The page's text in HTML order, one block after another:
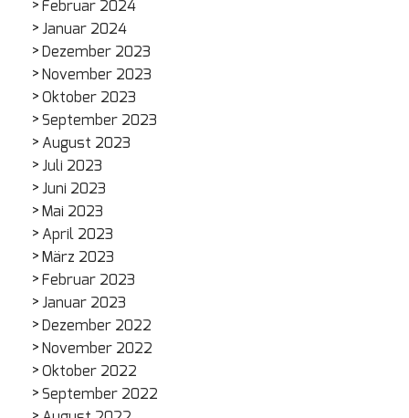
Februar 2024
Januar 2024
Dezember 2023
November 2023
Oktober 2023
September 2023
August 2023
Juli 2023
Juni 2023
Mai 2023
April 2023
März 2023
Februar 2023
Januar 2023
Dezember 2022
November 2022
Oktober 2022
September 2022